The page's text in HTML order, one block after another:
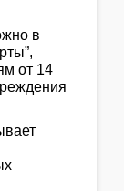
в
от 14